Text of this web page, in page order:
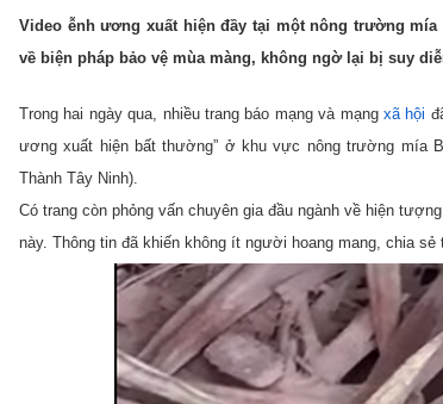
Video ễnh ương xuất hiện đầy tại một nông trường
về biện pháp bảo vệ mùa màng, không ngờ lại bị suy
Trong hai ngày qua, nhiều trang báo mạng và mạng xã hội
ương xuất hiện bất thường” ở khu vực nông trường mía
Thành Tây Ninh).
Có trang còn phỏng vấn chuyên gia đầu ngành về hiện
này. Thông tin đã khiến không ít người hoang mang, chia sẻ